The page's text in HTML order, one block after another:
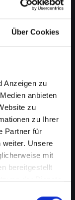
Über Cookies
Anzeigen zu
anbieten
zu
zu Ihrer
Partner für
weiter. Unsere
mit
bereitgestellt
der Dienste